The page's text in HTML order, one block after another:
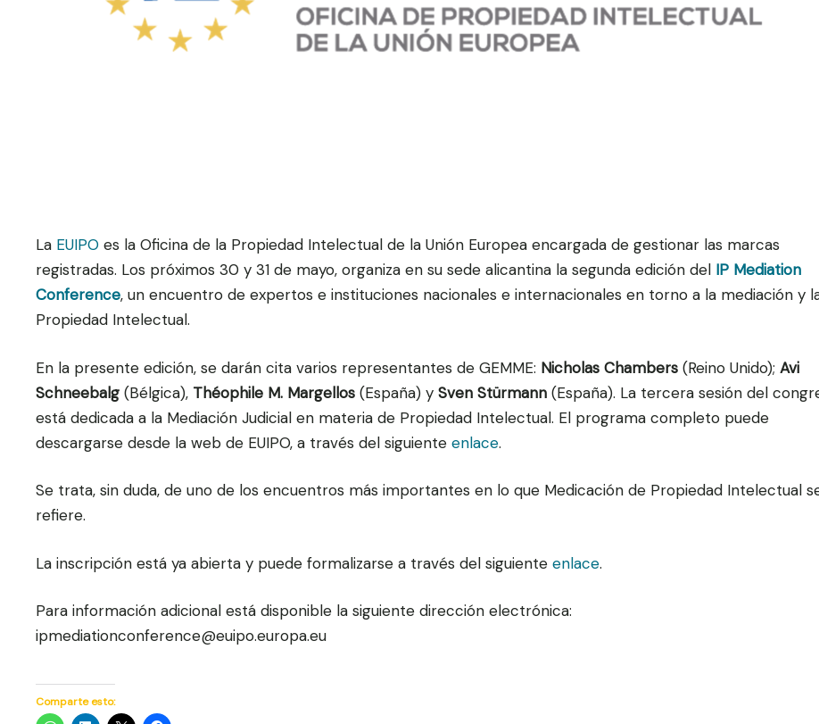
La EUIPO es la Oficina de la Propiedad Intelectual de la Unión Europea encargada de gestionar las marcas
registradas. Los próximos 30 y 31 de mayo, organiza en su sede alicantina la segunda edición del IP Mediation
Conference, un encuentro de expertos e instituciones nacionales e internacionales en torno a la mediación y
Propiedad Intelectual.
En la presente edición, se darán cita varios representantes de GEMME: Nicholas Chambers (Reino Unido); Avi
Schneebalg (Bélgica), Théophile M. Margellos (España) y Sven Stürmann (España). La tercera sesión del
está dedicada a la Mediación Judicial en materia de Propiedad Intelectual. El programa completo puede
descargarse desde la web de EUIPO, a través del siguiente enlace.
Se trata, sin duda, de uno de los encuentros más importantes en lo que Medicación de Propiedad Intelectual
refiere.
La inscripción está ya abierta y puede formalizarse a través del siguiente enlace.
Para información adicional está disponible la siguiente dirección electrónica:
ipmediationconference@euipo.europa.eu
Comparte esto: